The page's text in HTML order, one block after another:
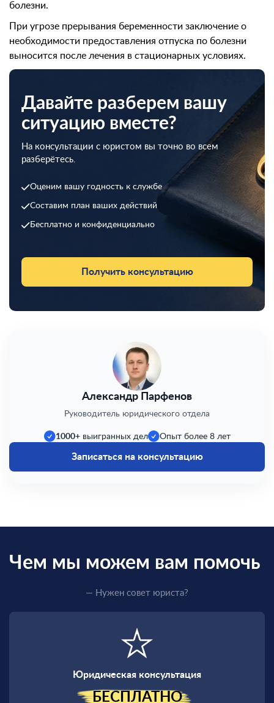
болезни.
При угрозе прерывания беременности заключение о
необходимости предоставления отпуска по болезни
выносится после лечения в стационарных условиях.
Давайте разберем вашу
ситуацию вместе?
На консультации с юристом вы точно во всем
разберётесь.
Оценим вашу годность к службе
Составим план ваших действий
Бесплатно и конфиденциально
Получить консультацию
Александр Парфенов
Руководитель юридического отдела
1000+выигранных дел Опыт более 8 лет
Записаться на консультацию
Чем мы можем вам помочь
— Нужен совет юриста?
Юридическая консультация
БЕСПЛАТНО